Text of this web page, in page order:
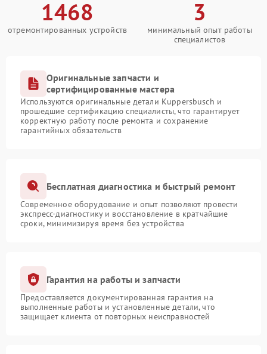
1468
отремонтированных устройств
3
минимальный опыт работы
специалистов
Оригинальные запчасти и
сертифицированные мастера
Используются оригинальные детали Kuppersbusch и
прошедшие сертификацию специалисты, что гарантирует
корректную работу после ремонта и сохранение
гарантийных обязательств
Бесплатная диагностика и быстрый ремонт
Современное оборудование и опыт позволяют провести
экспресс-диагностику и восстановление в кратчайшие
сроки, минимизируя время без устройства
Гарантия на работы и запчасти
Предоставляется документированная гарантия на
выполненные работы и установленные детали, что
защищает клиента от повторных неисправностей